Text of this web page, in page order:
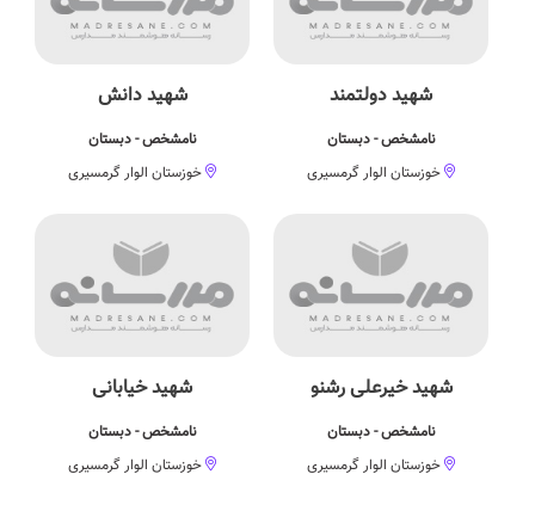
شهید دولتمند
نامشخص - دبستان
خوزستان الوار گرمسیری
شهید دانش
نامشخص - دبستان
خوزستان الوار گرمسیری
شهید خیرعلی رشنو
نامشخص - دبستان
خوزستان الوار گرمسیری
شهید خیابانی
نامشخص - دبستان
خوزستان الوار گرمسیری